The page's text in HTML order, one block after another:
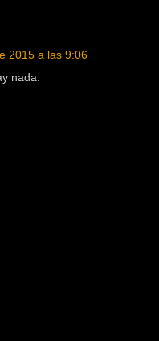
2015 a las 9:06
nada.